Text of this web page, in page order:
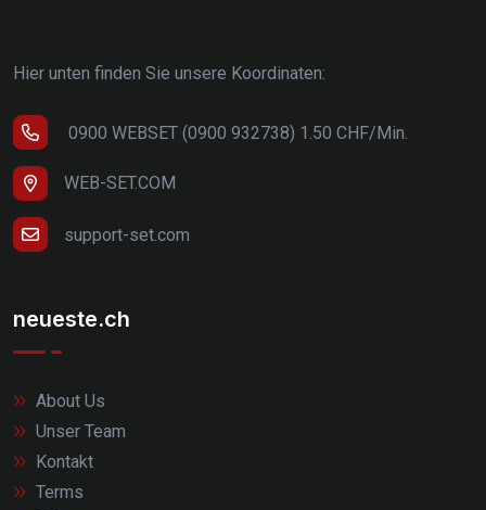
Hier unten finden Sie unsere Koordinaten:
0900 WEBSET (0900 932738) 1.50 CHF/Min.
WEB-SET.COM
support-set.com
neueste.ch
About Us
Unser Team
Kontakt
Terms